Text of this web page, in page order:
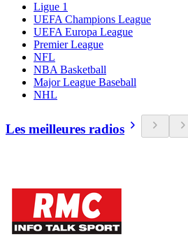
Ligue 1
UEFA Champions League
UEFA Europa League
Premier League
NFL
NBA Basketball
Major League Baseball
NHL
Les meilleures radios